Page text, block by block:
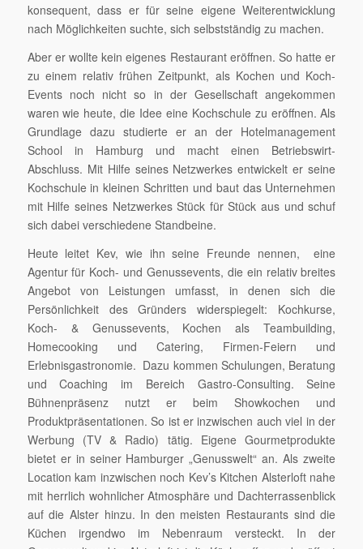
konsequent, dass er für seine eigene Weiterentwicklung
nach Möglichkeiten suchte, sich selbstständig zu machen.
Aber er wollte kein eigenes Restaurant eröffnen. So hatte er
zu einem relativ frühen Zeitpunkt, als Kochen und Koch-
Events noch nicht so in der Gesellschaft angekommen
waren wie heute, die Idee eine Kochschule zu eröffnen. Als
Grundlage dazu studierte er an der Hotelmanagement
School in Hamburg und macht einen Betriebswirt-
Abschluss. Mit Hilfe seines Netzwerkes entwickelt er seine
Kochschule in kleinen Schritten und baut das Unternehmen
mit Hilfe seines Netzwerkes Stück für Stück aus und schuf
sich dabei verschiedene Standbeine.
Heute leitet Kev, wie ihn seine Freunde nennen, eine
Agentur für Koch- und Genussevents, die ein relativ breites
Angebot von Leistungen umfasst, in denen sich die
Persönlichkeit des Gründers widerspiegelt: Kochkurse,
Koch- & Genussevents, Kochen als Teambuilding,
Homecooking und Catering, Firmen-Feiern und
Erlebnisgastronomie. Dazu kommen Schulungen, Beratung
und Coaching im Bereich Gastro-Consulting. Seine
Bühnenpräsenz nutzt er beim Showkochen und
Produktpräsentationen. So ist er inzwischen auch viel in der
Werbung (TV & Radio) tätig. Eigene Gourmetprodukte
bietet er in seiner Hamburger „Genusswelt“ an. Als zweite
Location kam inzwischen noch Kev’s Kitchen Alsterloft nahe
mit herrlich wohnlicher Atmosphäre und Dachterrassenblick
auf die Alster hinzu. In den meisten Restaurants sind die
Küchen irgendwo im Nebenraum versteckt. In der